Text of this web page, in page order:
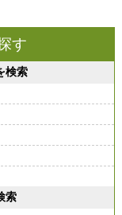
す
検索
索